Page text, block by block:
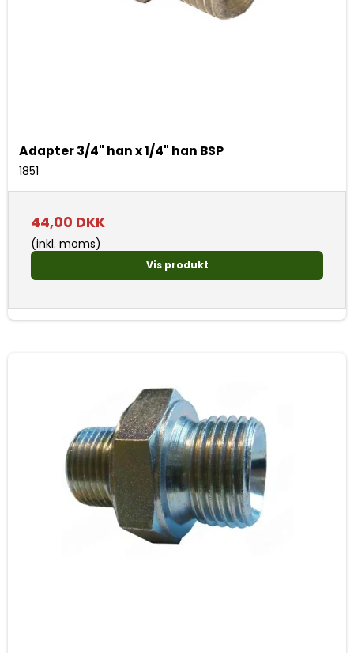
Adapter 3/4" han x 1/4" han BSP
1851
44,00 DKK
(inkl. moms)
Vis produkt